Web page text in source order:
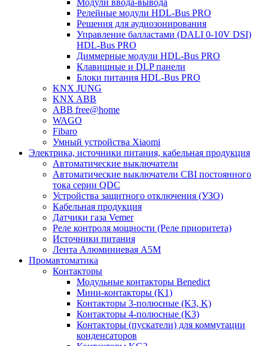
Релейные модули HDL-Bus PRO
Решения для аудиозонирования
Управление балластами (DALI 0-10V DSI)
HDL-Bus PRO
Диммерные модули HDL-Bus PRO
Клавишные и DLP панели
Блоки питания HDL-Bus PRO
KNX JUNG
KNX ABB
ABB free@home
WAGO
Fibaro
Умный устройства Xiaomi
Электрика, источники питания, кабельная продукция
Автоматические выключатели
Автоматические выключатели CBI постоянного
тока серии QDC
Устройства защитного отключения (УЗО)
Кабельная продукция
Датчики газа Vemer
Реле контроля мощности (Реле приоритета)
Источники питания
Лента Алюминиевая А5М
Промавтоматика
Контакторы
Модульные контакторы Benedict
Мини-контакторы (K1)
Контакторы 3-полюсные (K3, K)
Контакторы 4-полюсные (K3)
Контакторы (пускатели) для коммутации
конденсаторов